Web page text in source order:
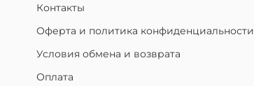
Контакты
Оферта и политика конфиденциальности
Условия обмена и возврата
Оплата